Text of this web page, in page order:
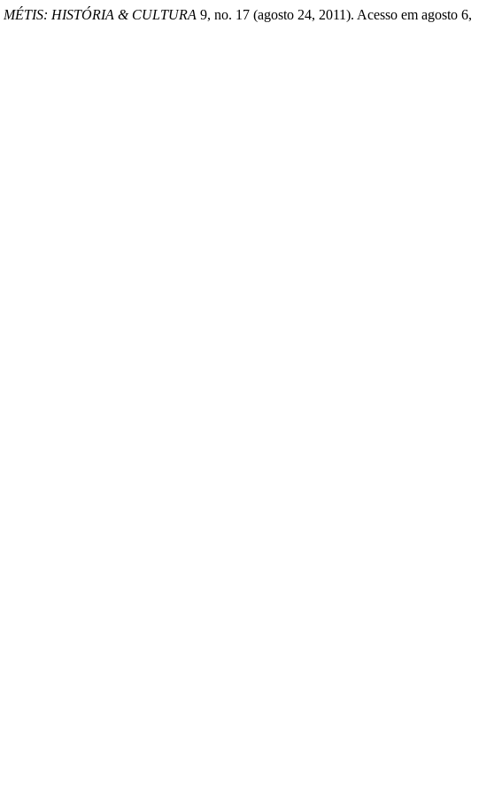
MÉTIS: HISTÓRIA & CULTURA 9, no. 17 (agosto 24, 2011). Acesso em agosto 6,